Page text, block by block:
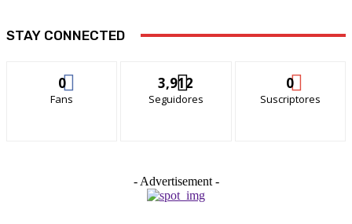
STAY CONNECTED
0
Fans
3,912
Seguidores
0
Suscriptores
- Advertisement -